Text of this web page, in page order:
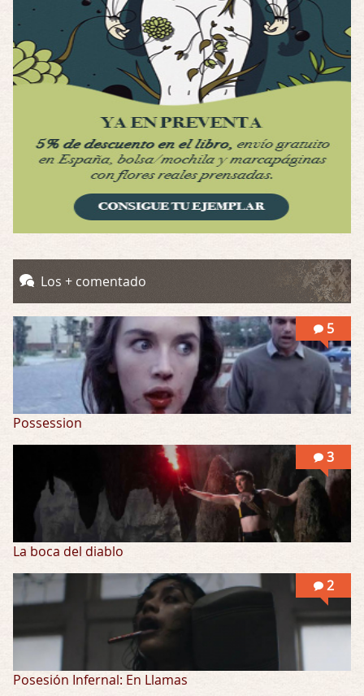
Se llama la posesión en castellano, está …
Obsession
Por: Mariano
Una película normalita, nada del otro mun …
Por: Chica Stark
Al principio por el hype que la dieron iba …
Possession
Posesión Infernal: En Llamas
Por: Skalope
Totalmente de acuerdo Ignacio. La he disfr …
Los + comentado
5
Possession
3
La boca del diablo
2
Posesión Infernal: En Llamas